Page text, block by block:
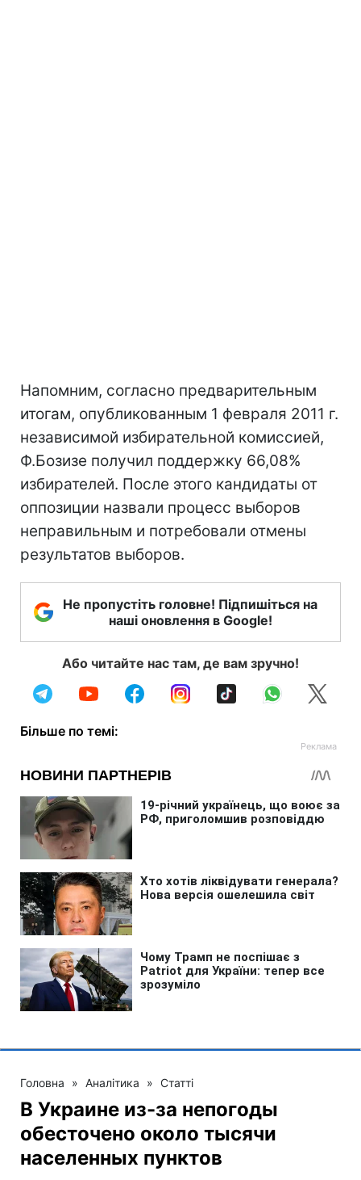
Напомним, согласно предварительным
итогам, опубликованным 1 февраля 2011 г.
независимой избирательной комиссией,
Ф.Бозизе получил поддержку 66,08%
избирателей. После этого кандидаты от
оппозиции назвали процесс выборов
неправильным и потребовали отмены
результатов выборов.
Не пропустіть головне! Підпишіться на
наші оновлення в Google!
Або читайте нас там, де вам зручно!
Більше по темі:
Головна » Аналітика » Статті
В Украине из-за непогоды
обесточено около тысячи
населенных пунктов